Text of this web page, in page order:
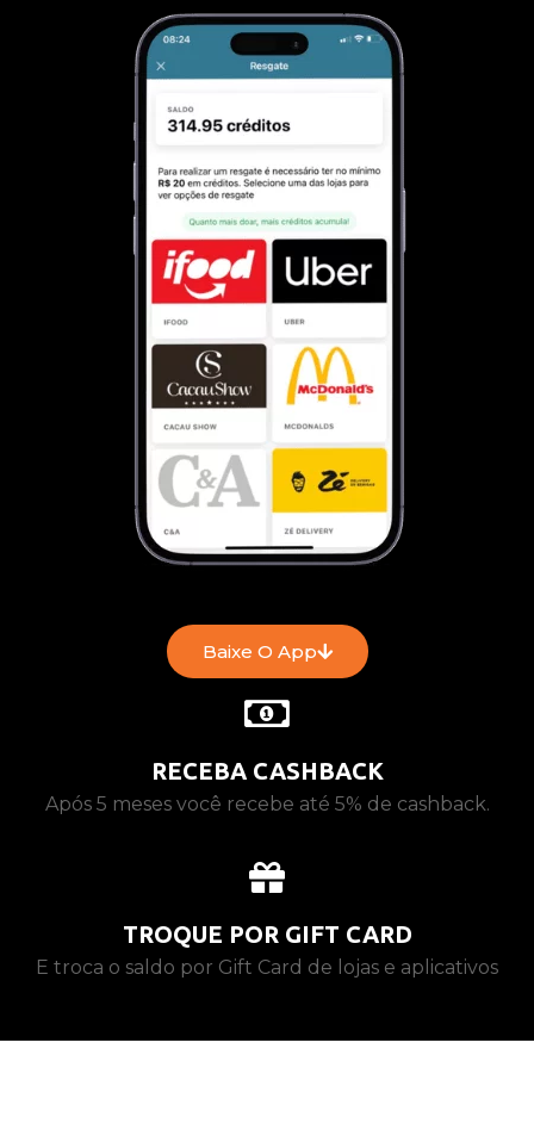
Baixe O App
RECEBA CASHBACK
Após 5 meses você recebe até 5% de cashback.
TROQUE POR GIFT CARD
E troca o saldo por Gift Card de lojas e aplicativos